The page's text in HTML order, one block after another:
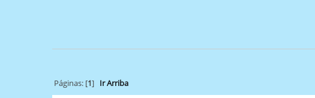
Páginas: [1] Ir Arriba